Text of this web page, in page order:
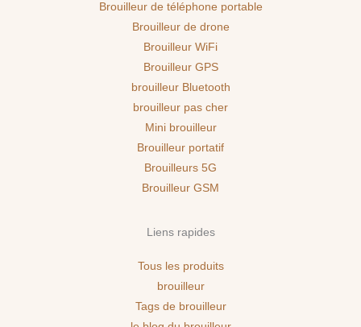
Brouilleur de téléphone portable
Brouilleur de drone
Brouilleur WiFi
Brouilleur GPS
brouilleur Bluetooth
brouilleur pas cher
Mini brouilleur
Brouilleur portatif
Brouilleurs 5G
Brouilleur GSM
Liens rapides
Tous les produits
brouilleur
Tags de brouilleur